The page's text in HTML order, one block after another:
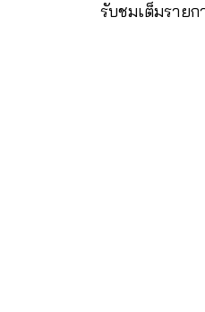
รับชมเต็มรายก